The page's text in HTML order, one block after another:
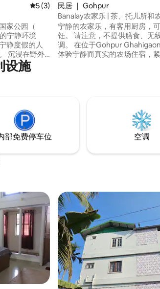
平均评分 5 分（满分 5 分），共 3 条评价
5 (3)
家公园（
宁静环境
静度假的人
沉浸在野外
享受用
意，可以使
民居 ｜ Gohpur
Banalay农家乐 | 茶、托儿所和
地
宁静的农家乐，有客用厨房，
饪。 请注意，不提供膳食、无
调。 在位于Gohpur
体验宁静而真实的农场住宿，
设施
部免费停车位 空调